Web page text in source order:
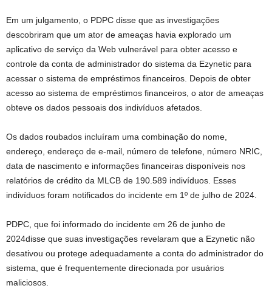
Em um julgamento, o PDPC disse que as investigações
descobriram que um ator de ameaças havia explorado um
aplicativo de serviço da Web vulnerável para obter acesso e
controle da conta de administrador do sistema da Ezynetic para
acessar o sistema de empréstimos financeiros. Depois de obter
acesso ao sistema de empréstimos financeiros, o ator de ameaças
obteve os dados pessoais dos indivíduos afetados.
Os dados roubados incluíram uma combinação do nome,
endereço, endereço de e-mail, número de telefone, número NRIC,
data de nascimento e informações financeiras disponíveis nos
relatórios de crédito da MLCB de 190.589 indivíduos. Esses
indivíduos foram notificados do incidente em 1º de julho de 2024.
PDPC, que foi informado do incidente em 26 de junho de
2024disse que suas investigações revelaram que a Ezynetic não
desativou ou protege adequadamente a conta do administrador do
sistema, que é frequentemente direcionada por usuários
maliciosos.